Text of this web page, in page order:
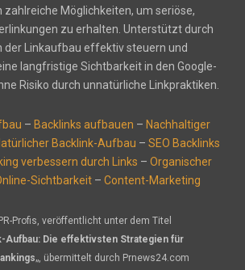
zahlreiche Möglichkeiten, um seriöse,
zu erhalten. Unterstützt durch
der Linkaufbau effektiv steuern und
langfristige Sichtbarkeit in den Google-
Risiko durch unnatürliche Linkpraktiken.
– Backlinks aufbauen – Nachhaltiger
Backlink-Aufbau – SEO Backlinks
verbessern durch Links – Organischer
Sichtbarkeit – Content-Marketing
Profis, veröffentlicht unter dem Titel
Aufbau: Die effektivsten Strategien für
„, übermittelt durch Prnews24.com